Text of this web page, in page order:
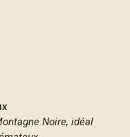
Noire, idéal